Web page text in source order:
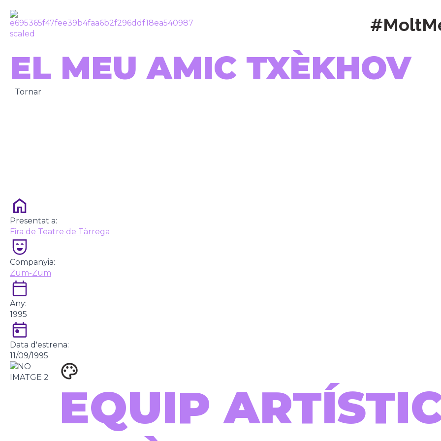
EL MEU AMIC TXÈKHOV
Tornar
Presentat a:
Fira de Teatre de Tàrrega
Companyia:
Zum-Zum
Any:
1995
Data d'estrena:
11/09/1995
EQUIP